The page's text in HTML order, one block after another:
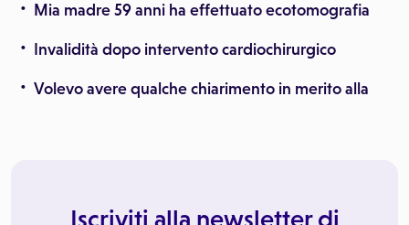
Mia madre 59 anni ha effettuato ecotomografia
Invalidità dopo intervento cardiochirurgico
Volevo avere qualche chiarimento in merito alla
Iscriviti alla newsletter di